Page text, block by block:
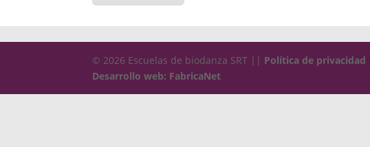
© 2026 Escuelas de biodanza SRT || Política de privacidad
Desarrollo web: FabricaNet